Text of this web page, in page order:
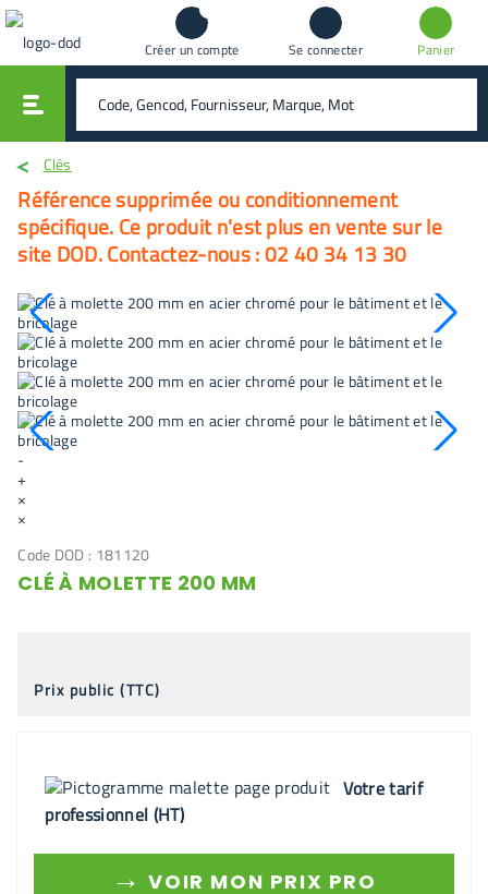
Créer un compte Se connecter Panier
rechercher
Clés
Référence supprimée ou conditionnement
spécifique. Ce produit n'est plus en vente sur le
site DOD. Contactez-nous : 02 40 34 13 30
-
+
×
×
Code DOD : 181120
CLÉ À MOLETTE 200 MM
Prix public (TTC)
Votre tarif
professionnel (HT)
→ VOIR MON PRIX PRO